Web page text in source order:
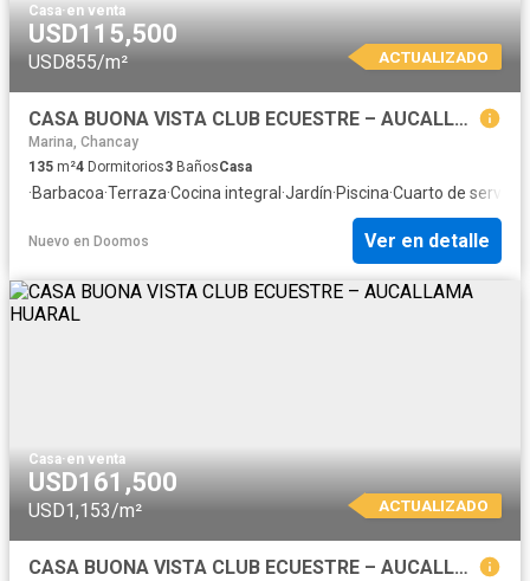
Casa·en venta
USD115,500
USD855/m² ACTUALIZADO
CASA BUONA VISTA CLUB ECUESTRE – AUCALLAMA HUARAL
Marina, Chancay
135 m²4 Dormitorios3 BañosCasa
·Barbacoa·Terraza·Cocina integral ·Jardín·Piscina·Cuarto de servicio
Nuevo en Doomos Ver en detalle
Casa·en venta
USD161,500
USD1,153/m² ACTUALIZADO
CASA BUONA VISTA CLUB ECUESTRE – AUCALLAMA HUARAL